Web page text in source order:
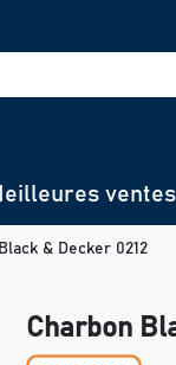
ventes
& Decker 0212
Charbon